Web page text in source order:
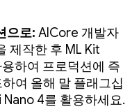
으로: AICore 개발자
제작한 후 ML Kit
하여 프로덕션에 즉
여 올해 말 플래그십
4를 활용하세요.